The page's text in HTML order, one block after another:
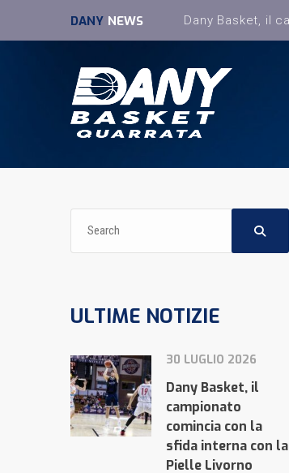
DANY NEWS
ULTIME NOTIZIE
30 LUGLIO 2026
Dany Basket, il
campionato
comincia con la
sfida interna con la
Pielle Livorno